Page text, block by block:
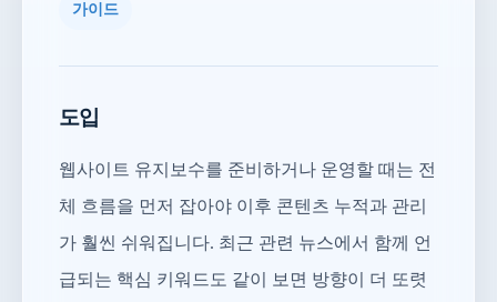
가이드
도입
웹사이트 유지보수를 준비하거나 운영할 때는 전
체 흐름을 먼저 잡아야 이후 콘텐츠 누적과 관리
가 훨씬 쉬워집니다. 최근 관련 뉴스에서 함께 언
급되는 핵심 키워드도 같이 보면 방향이 더 또렷